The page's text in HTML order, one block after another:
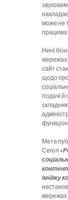
може не
Нині
мережах,
сайт
щодо
подачі й
Мета
Сегол
іміджу
мережах